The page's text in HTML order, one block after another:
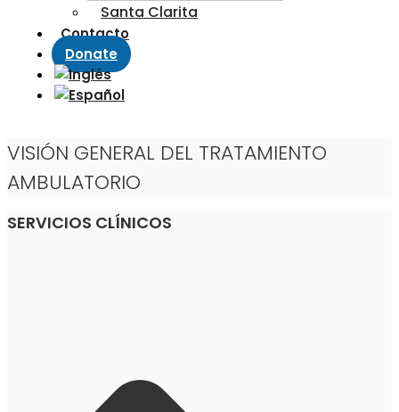
Santa Clarita
Contacto
Donate
VISIÓN GENERAL DEL TRATAMIENTO
AMBULATORIO
SERVICIOS CLÍNICOS